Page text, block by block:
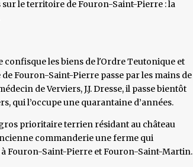
le territoire de Fouron-Saint-Pierre : la
les biens de l'Ordre Teutonique et
Fouron-Saint-Pierre passe par les mains de
de Verviers, J.J. Dresse, il passe bientôt
qui l’occupe une quarantaine d’années.
prioritaire terrien résidant au château
commanderie une ferme qui
à Fouron-Saint-Pierre et Fouron-Saint-Martin.